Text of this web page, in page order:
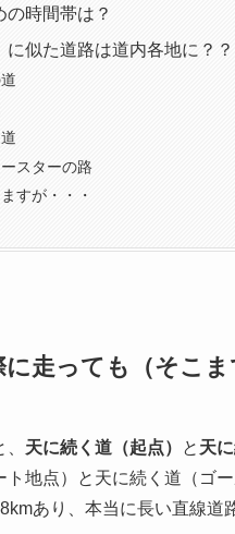
の時間帯は？
に似た道路は道内各地に？？
スターの路
すが・・・
に走っても（そこ
天に続く道（起点） と 天
ト地点）と天に続く道（ゴ
あり、本当に長い直線道